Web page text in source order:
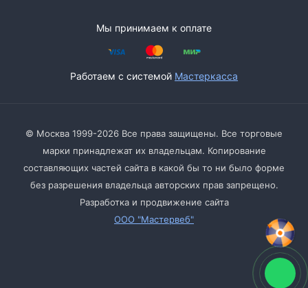
Мы принимаем к оплате
Работаем с системой Мастеркасса
© Москва 1999-2026 Все права защищены. Все торговые
марки принадлежат их владельцам. Копирование
составляющих частей сайта в какой бы то ни было форме
без разрешения владельца авторских прав запрещено.
Разработка и продвижение сайта
ООО "Мастервеб"